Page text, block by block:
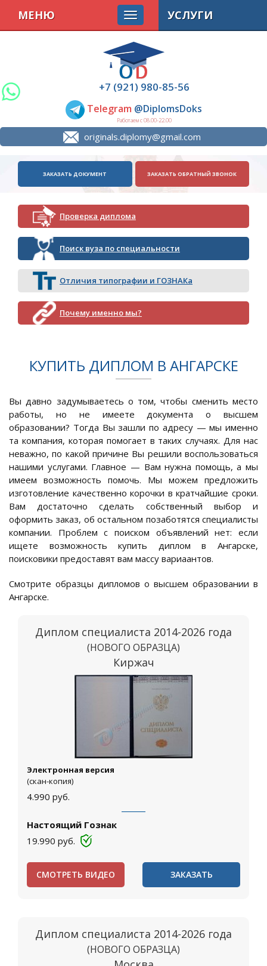
+7 (921) 980-85-56
Telegram @DiplomsDoks
Работаем с 08.00-22.00
originals.diplomy@gmail.com
МЕНЮ
ЗАКАЗАТЬ ДОКУМЕНТ ЗАКАЗАТЬ ОБРАТНЫЙ ЗВОНОК
Проверка диплома
Поиск вуза по специальности
Отличия типографии и ГОЗНАКа
Почему именно мы?
УСЛУГИ
КУПИТЬ ДИПЛОМ В АНГАРСКЕ
Вы давно задумываетесь о том, чтобы сменить место
работы, но не имеете документа о высшем
образовании? Тогда Вы зашли по адресу — мы именно
та компания, которая помогает в таких случаях. Для нас
неважно, по какой причине Вы решили воспользоваться
нашими услугами. Главное — Вам нужна помощь, а мы
имеем возможность помочь. Мы можем предложить
изготовление качественно корочки в кратчайшие сроки.
Вам достаточно сделать собственный выбор и
оформить заказ, об остальном позаботятся специалисты
компании. Проблем с поиском объявлений нет: если
ищете возможность купить диплом в Ангарске,
поисковики предоставят вам массу вариаантов.
Смотрите образцы дипломов о высшем образовании в
Ангарске.
Диплом специалиста 2014-2026 года
(НОВОГО ОБРАЗЦА)
Киржач
Электронная версия
(скан-копия)
4.990 руб.
Настоящий Гознак
19.990 руб.
СМОТРЕТЬ ВИДЕО ЗАКАЗАТЬ
Диплом специалиста 2014-2026 года
(НОВОГО ОБРАЗЦА)